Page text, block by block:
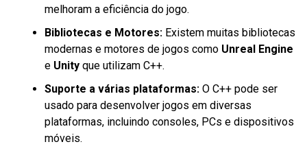
melhoram a eficiência do jogo.
Bibliotecas e Motores: Existem muitas bibliotecas
modernas e motores de jogos como Unreal Engine
e Unity que utilizam C++.
Suporte a várias plataformas: O C++ pode ser
usado para desenvolver jogos em diversas
plataformas, incluindo consoles, PCs e dispositivos
móveis.